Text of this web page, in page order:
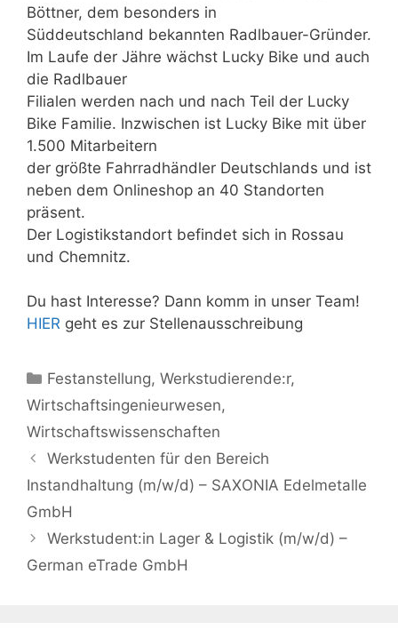
Böttner, dem besonders in
Süddeutschland bekannten Radlbauer-Gründer.
Im Laufe der Jähre wächst Lucky Bike und auch
die Radlbauer
Filialen werden nach und nach Teil der Lucky
Bike Familie. Inzwischen ist Lucky Bike mit über
1.500 Mitarbeitern
der größte Fahrradhändler Deutschlands und ist
neben dem Onlineshop an 40 Standorten
präsent.
Der Logistikstandort befindet sich in Rossau
und Chemnitz.
Du hast Interesse? Dann komm in unser Team!
HIER geht es zur Stellenausschreibung
Kategorien
Festanstellung,Werkstudierende:r,
Wirtschaftsingenieurwesen,
Wirtschaftswissenschaften
Werkstudenten für den Bereich
Instandhaltung (m/w/d) – SAXONIA Edelmetalle
GmbH
Werkstudent:in Lager & Logistik (m/w/d) –
German eTrade GmbH